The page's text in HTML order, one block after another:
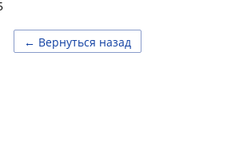
← Вернуться назад